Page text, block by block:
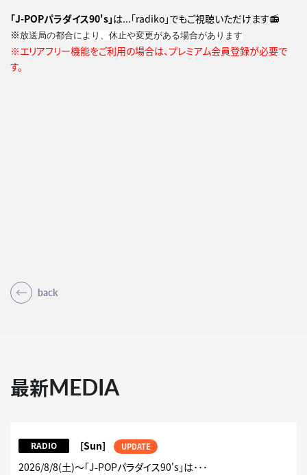
「J-POPパラダイス90's」は...「radiko」でもご視聴いただけます📻
※放送局の都合により、休止や変更がある場合があります
※エリアフリー機能をご利用の場合は、プレミアム会員登録が必要で
す。
back
最新MEDIA
RADIO [Sun] UPDATE
2026/8/8(土)～「J-POPパラダイス90's」は･･･